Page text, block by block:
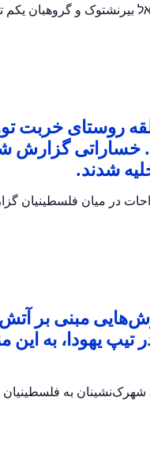
و گروهبان یکم
روستای خربت
خساراتی گزارش
شدند.
در میان فلسطینیان
مبنی بر
یهودا، به این
به فلسطینیان